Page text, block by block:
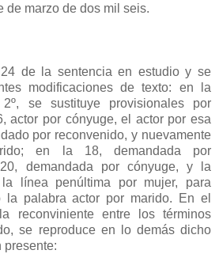
de marzo de dos mil seis.
de la sentencia en estudio y se
modificaciones de texto: en la
se sustituye provisionales por
actor por cónyuge, el actor por esa
por reconvenido, y nuevamente
en la 18, demandada por
demandada por cónyuge, y la
línea penúltima por mujer, para
la palabra actor por marido. En el
reconviniente entre los términos
se reproduce en lo demás dicho
presente: